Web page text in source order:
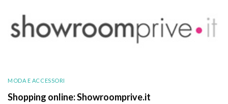
MODA E ACCESSORI
Shopping online: Showroomprive.it